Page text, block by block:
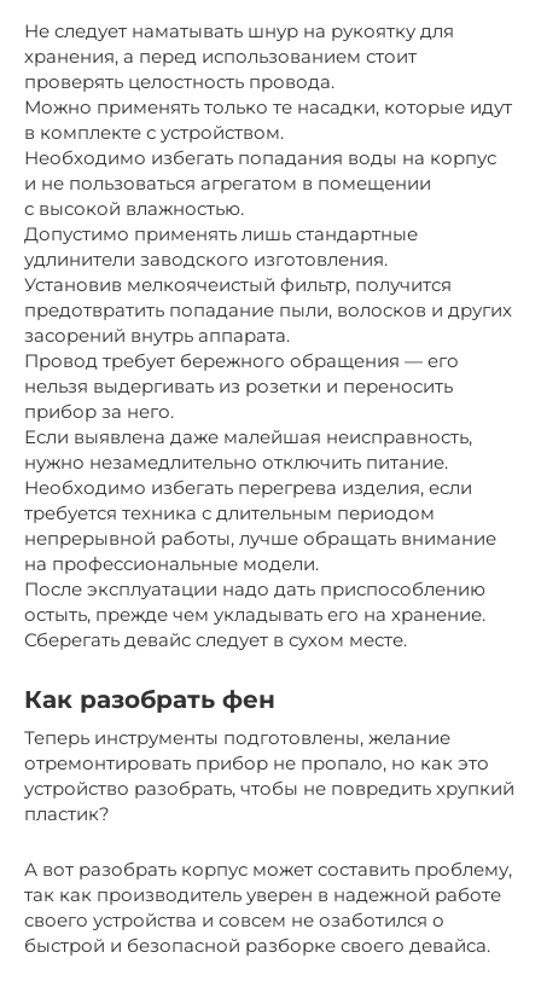
Не следует наматывать шнур на рукоятку для
хранения, а перед использованием стоит
проверять целостность провода.
Можно применять только те насадки, которые идут
в комплекте с устройством.
Необходимо избегать попадания воды на корпус
и не пользоваться агрегатом в помещении
с высокой влажностью.
Допустимо применять лишь стандартные
удлинители заводского изготовления.
Установив мелкоячеистый фильтр, получится
предотвратить попадание пыли, волосков и других
засорений внутрь аппарата.
Провод требует бережного обращения — его
нельзя выдергивать из розетки и переносить
прибор за него.
Если выявлена даже малейшая неисправность,
нужно незамедлительно отключить питание.
Необходимо избегать перегрева изделия, если
требуется техника с длительным периодом
непрерывной работы, лучше обращать внимание
на профессиональные модели.
После эксплуатации надо дать приспособлению
остыть, прежде чем укладывать его на хранение.
Сберегать девайс следует в сухом месте.
Как разобрать фен
Теперь инструменты подготовлены, желание
отремонтировать прибор не пропало, но как это
устройство разобрать, чтобы не повредить хрупкий
пластик?
А вот разобрать корпус может составить проблему,
так как производитель уверен в надежной работе
своего устройства и совсем не озаботился о
быстрой и безопасной разборке своего девайса.